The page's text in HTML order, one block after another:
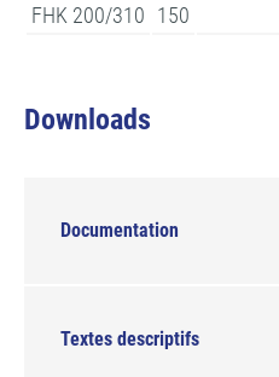
FHK 200/310 150
Downloads
Documentation
Textes descriptifs